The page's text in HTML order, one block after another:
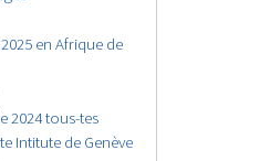
en Afrique de
2024 tous-tes
Intitute de Genève